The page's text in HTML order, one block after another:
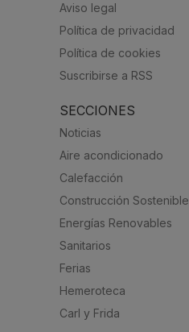
Aviso legal
Política de privacidad
Política de cookies
Suscribirse a RSS
SECCIONES
Noticias
Aire acondicionado
Calefacción
Construcción Sostenible
Energías Renovables
Sanitarios
Ferias
Hemeroteca
Carl y Frida